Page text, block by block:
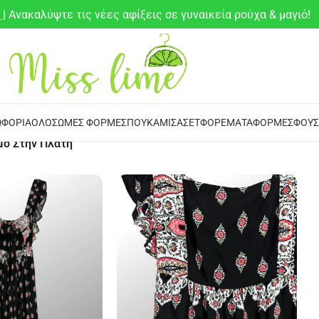
| Ανακαλύψτε τις νέες αφίξεις σε γυναικεία ρούχα & μαγιό!
ΟΛΌΣΩΜΕΣ ΦΌΡΜΕΣΠΟΥΚΆΜΙΣΑΣΕΤΦΟΡΈΜΑΤΑΦΌΡΜΕΣ
Στην Πλάτη